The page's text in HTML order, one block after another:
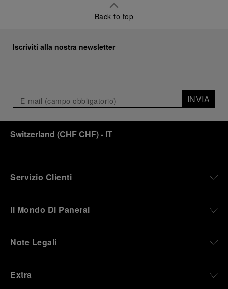
Back to top
Iscriviti alla nostra newsletter
INVIA
Switzerland (CHF CHF)- IT
Servizio Clienti
Il Mondo Di Panerai
Note Legali
Extra